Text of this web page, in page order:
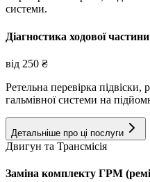
системи.
Діагностика ходової частини
від 250 ₴
Ретельна перевірка підвіски,
гальмівної системи на
Детальніше про ці послуги
Двигун та Трансмісія
Заміна комплекту ГРМ